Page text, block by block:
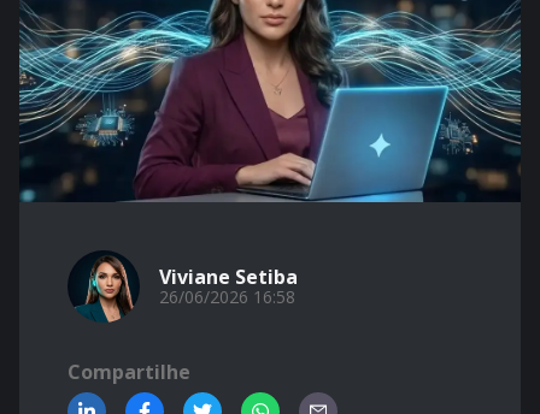
Viviane Setiba
26/06/2026 16:58
Compartilhe